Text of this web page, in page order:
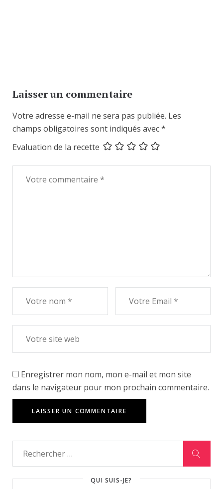
Laisser un commentaire
Votre adresse e-mail ne sera pas publiée. Les
champs obligatoires sont indiqués avec*
Evaluation de la recette
Enregistrer mon nom, mon e-mail et mon site
dans le navigateur pour mon prochain commentaire.
QUI SUIS-JE?